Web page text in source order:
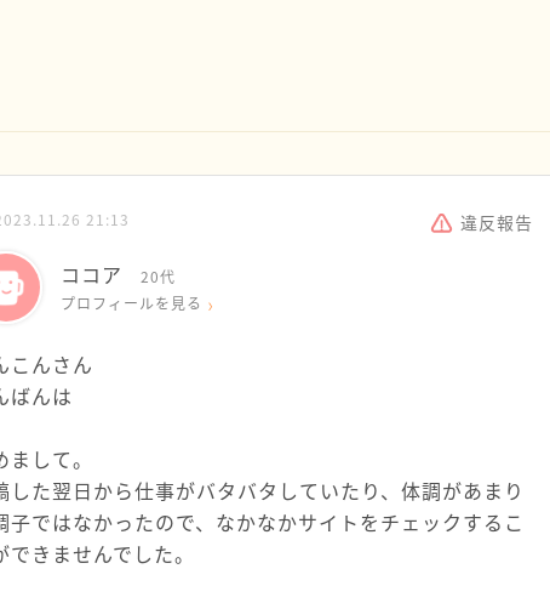
21:13 違反報告
ココア
20代
プロフィールを見る
こんさん
ばんは
まして。
した翌日から仕事がバタバタしていたり、体調があまり
子ではなかったので、なかなかサイトをチェックするこ
できませんでした。